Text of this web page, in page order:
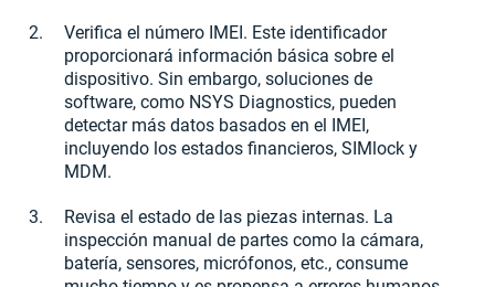
Verifica el número IMEI. Este identificador
proporcionará información básica sobre el
dispositivo. Sin embargo, soluciones de
software, como NSYS Diagnostics, pueden
detectar más datos basados en el IMEI,
incluyendo los estados financieros, SIMlock y
MDM.
Revisa el estado de las piezas internas. La
inspección manual de partes como la cámara,
batería, sensores, micrófonos, etc., consume